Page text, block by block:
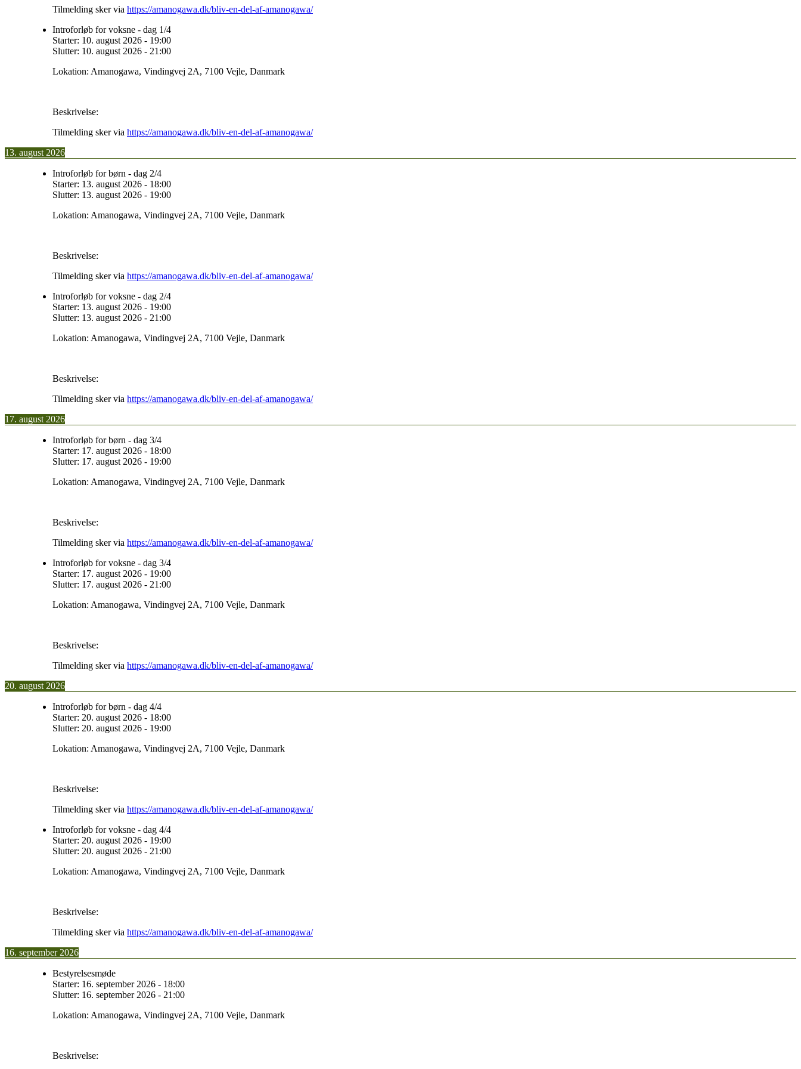
Tilmelding sker via https://amanogawa.dk/bliv-en-del-af-amanogawa/
Introforløb for voksne - dag 1/4
Starter: 10. august 2026 - 19:00
Slutter: 10. august 2026 - 21:00
Lokation: Amanogawa, Vindingvej 2A, 7100 Vejle, Danmark
Beskrivelse:
Tilmelding sker via https://amanogawa.dk/bliv-en-del-af-amanogawa/
13. august 2026
Introforløb for børn - dag 2/4
Starter: 13. august 2026 - 18:00
Slutter: 13. august 2026 - 19:00
Lokation: Amanogawa, Vindingvej 2A, 7100 Vejle, Danmark
Beskrivelse:
Tilmelding sker via https://amanogawa.dk/bliv-en-del-af-amanogawa/
Introforløb for voksne - dag 2/4
Starter: 13. august 2026 - 19:00
Slutter: 13. august 2026 - 21:00
Lokation: Amanogawa, Vindingvej 2A, 7100 Vejle, Danmark
Beskrivelse:
Tilmelding sker via https://amanogawa.dk/bliv-en-del-af-amanogawa/
17. august 2026
Introforløb for børn - dag 3/4
Starter: 17. august 2026 - 18:00
Slutter: 17. august 2026 - 19:00
Lokation: Amanogawa, Vindingvej 2A, 7100 Vejle, Danmark
Beskrivelse:
Tilmelding sker via https://amanogawa.dk/bliv-en-del-af-amanogawa/
Introforløb for voksne - dag 3/4
Starter: 17. august 2026 - 19:00
Slutter: 17. august 2026 - 21:00
Lokation: Amanogawa, Vindingvej 2A, 7100 Vejle, Danmark
Beskrivelse:
Tilmelding sker via https://amanogawa.dk/bliv-en-del-af-amanogawa/
20. august 2026
Introforløb for børn - dag 4/4
Starter: 20. august 2026 - 18:00
Slutter: 20. august 2026 - 19:00
Lokation: Amanogawa, Vindingvej 2A, 7100 Vejle, Danmark
Beskrivelse:
Tilmelding sker via https://amanogawa.dk/bliv-en-del-af-amanogawa/
Introforløb for voksne - dag 4/4
Starter: 20. august 2026 - 19:00
Slutter: 20. august 2026 - 21:00
Lokation: Amanogawa, Vindingvej 2A, 7100 Vejle, Danmark
Beskrivelse:
Tilmelding sker via https://amanogawa.dk/bliv-en-del-af-amanogawa/
16. september 2026
Bestyrelsesmøde
Starter: 16. september 2026 - 18:00
Slutter: 16. september 2026 - 21:00
Lokation: Amanogawa, Vindingvej 2A, 7100 Vejle, Danmark
Beskrivelse: